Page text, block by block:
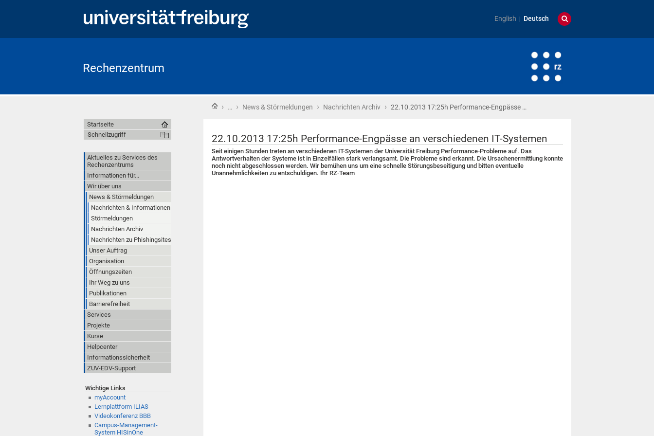
English Deutsch
Rechenzentrum
Startseite
› … › News & Störmeldungen › Nachrichten Archiv › 22.10.2013 17:25h Performance-Engpässe …
22.10.2013 17:25h Performance-Engpässe an verschiedenen IT-Systemen
Seit einigen Stunden treten an verschiedenen IT-Systemen der Universität Freiburg Performance-Probleme auf. Das
Antwortverhalten der Systeme ist in Einzelfällen stark verlangsamt. Die Probleme sind erkannt. Die Ursachenermittlung konnte
noch nicht abgeschlossen werden. Wir bemühen uns um eine schnelle Störungsbeseitigung und bitten eventuelle
Unannehmlichkeiten zu entschuldigen. Ihr RZ-Team
Startseite
Schnellzugriff
Aktuelles zu Services des
Rechenzentrums
Informationen für...
Wir über uns
News & Störmeldungen
Nachrichten & Informationen
Störmeldungen
Nachrichten Archiv
Nachrichten zu Phishingsites
Unser Auftrag
Organisation
Öffnungszeiten
Ihr Weg zu uns
Publikationen
Barrierefreiheit
Services
Projekte
Kurse
Helpcenter
Informationssicherheit
ZUV-EDV-Support
Wichtige Links
myAccount
Lernplattform ILIAS
Videokonferenz BBB
Campus-Management-
System HISinOne